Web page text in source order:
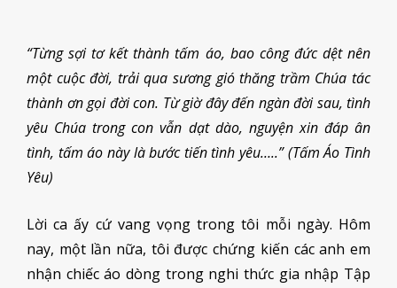
“Từng sợi tơ kết thành tấm áo, bao công đức dệt nên
một cuộc đời, trải qua sương gió thăng trầm Chúa tác
thành ơn gọi đời con. Từ giờ đây đến ngàn đời sau, tình
yêu Chúa trong con vẫn dạt dào, nguyện xin đáp ân
tình, tấm áo này là bước tiến tình yêu…..” (Tấm Áo Tình
Yêu)
Lời ca ấy cứ vang vọng trong tôi mỗi ngày. Hôm
nay, một lần nữa, tôi được chứng kiến các anh em
nhận chiếc áo dòng trong nghi thức gia nhập Tập